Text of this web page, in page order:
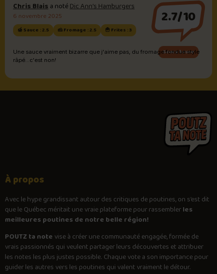
Chris Blaisa notéDic Ann’s Hamburgers
6 novembre 2025
🍯 Sauce : 2.5 🧀 Fromage : 2.5 🍟 Frites : 3
2.7/10
Sauce brune
Une sauce vraiment bizarre que j'aime pas, du fromage fondue style
râpé...c'est non!
À propos
Avec lehypegrandissant autour des critiques de poutines, on s’est dit
que le Québec méritait une vraie plateforme pour rassemblerles
meilleures poutines de notre belle région!
POUTZ ta note vise à créer une communauté engagée, formée de
vrais passionnés qui veulent partager leurs découvertes et attribuer
les notes les plus justes possible. Chaque vote a son importance pour
guider les autres vers les poutines qui valent vraiment le détour.